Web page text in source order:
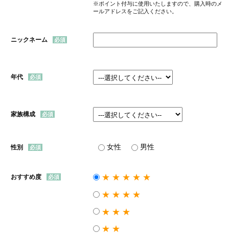
※ポイント付与に使用いたしますので、購入時のメ
ールアドレスをご記入ください。
ニックネーム
年代
家族構成
性別 女性 男性
おすすめ度
★★★★★
★★★★
★★★
★★